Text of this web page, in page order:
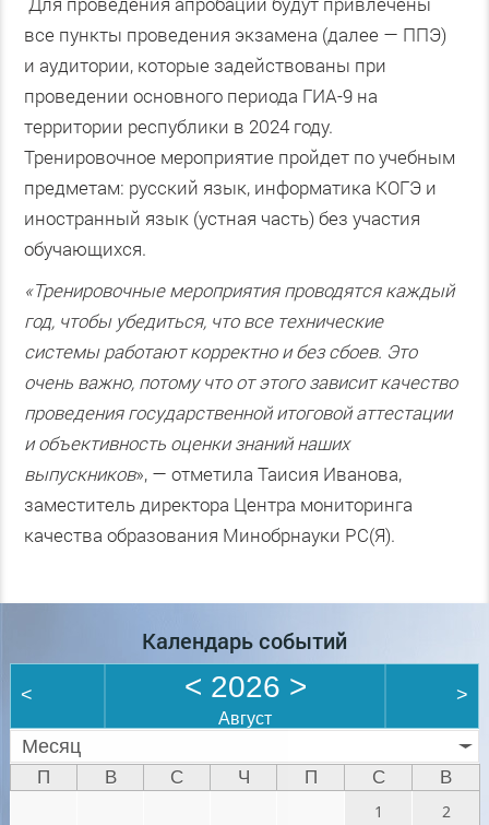
все пункты проведения экзамена (далее — ППЭ)
и аудитории, которые задействованы при
проведении основного периода ГИА-9 на
территории республики в 2024 году.
Тренировочное мероприятие пройдет по учебным
предметам: русский язык, информатика КОГЭ и
иностранный язык (устная часть) без участия
обучающихся.
«Тренировочные мероприятия проводятся каждый
год, чтобы убедиться, что все технические
системы работают корректно и без сбоев. Это
очень важно, потому что от этого зависит качество
проведения государственной итоговой аттестации
и объективность оценки знаний наших
выпускников», — отметила Таисия Иванова,
заместитель директора Центра мониторинга
качества образования Минобрнауки РС(Я).
Календарь событий
< < 2026 >
Август
>
Месяц
П В С Ч П С
В
1
2